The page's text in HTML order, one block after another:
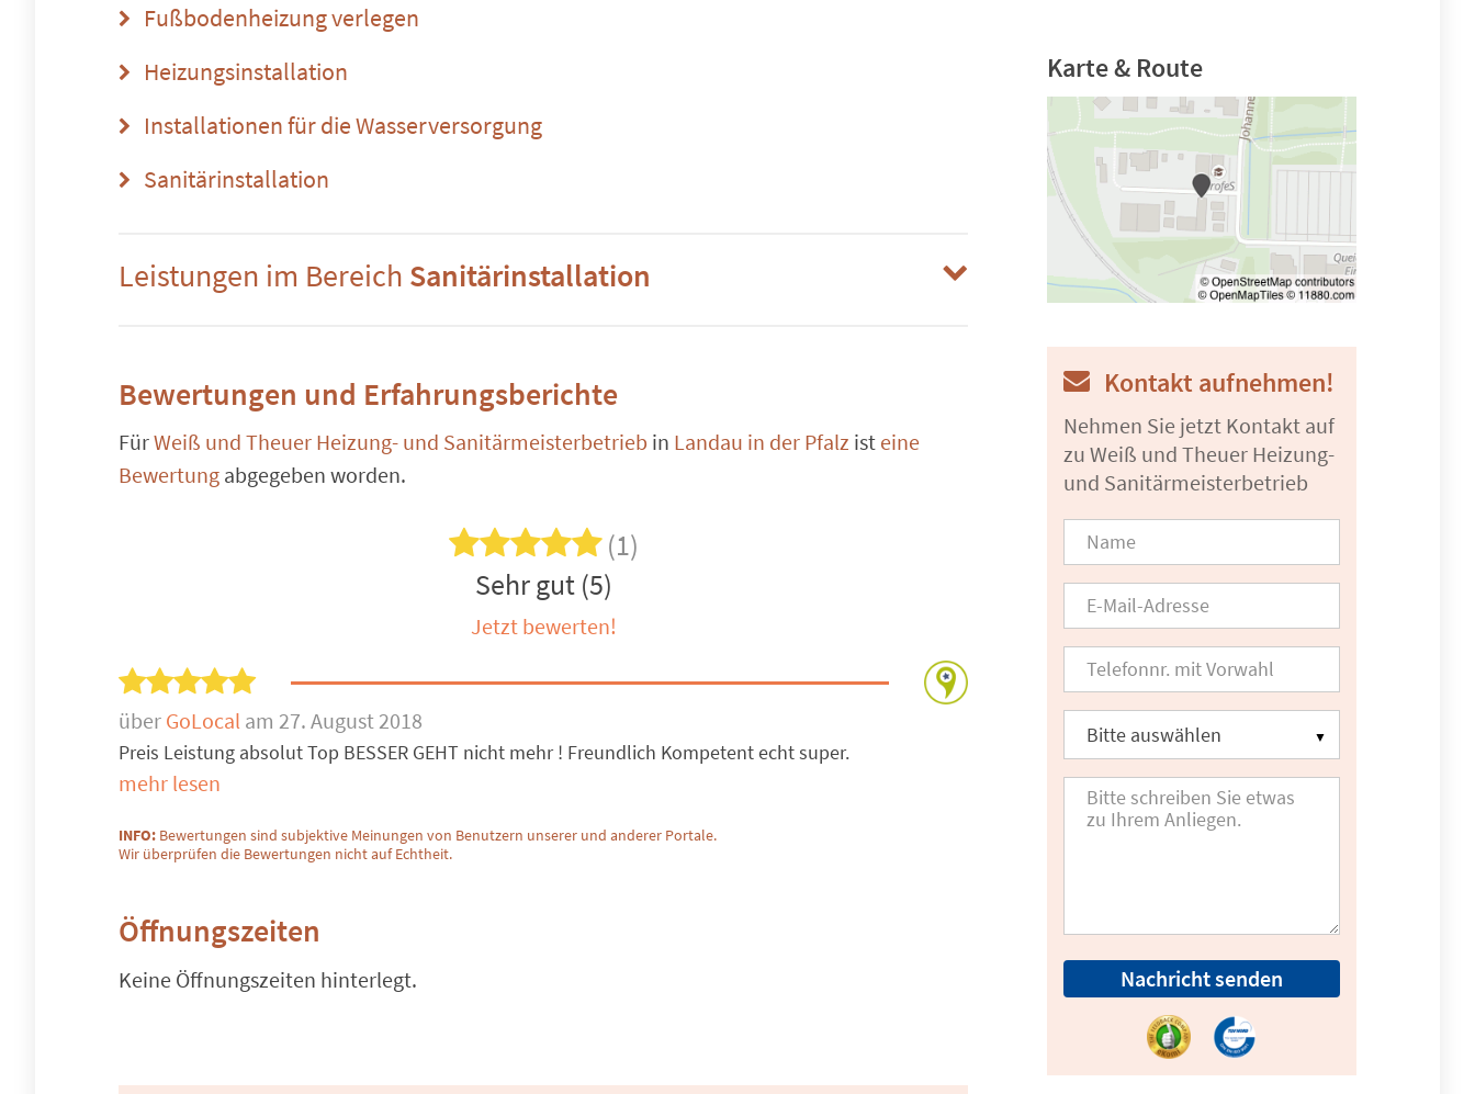
Fußbodenheizung verlegen
Heizungsinstallation
Installationen für die Wasserversorgung
Sanitärinstallation
Leistungen im Bereich Sanitärinstallation
Bewertungen und Erfahrungsberichte
FürWeiß und Theuer Heizung- und Sanitärmeisterbetrieb in Landau in der Pfalz ist eine
Bewertung abgegeben worden.
(1)
Sehr gut (5)
Jetzt bewerten!
über GoLocal am 27. August 2018
Preis Leistung absolut Top BESSER GEHT nicht mehr ! Freundlich Kompetent echt super.
mehr lesen
INFO: Bewertungen sind subjektive Meinungen von Benutzern unserer und anderer Portale.
Wir überprüfen die Bewertungen nicht auf Echtheit.
Öffnungszeiten
Keine Öffnungszeiten hinterlegt.
Karte & Route
Kontakt aufnehmen!
Nehmen Sie jetzt Kontakt auf
zu Weiß und Theuer Heizung-
und Sanitärmeisterbetrieb
Nachricht senden